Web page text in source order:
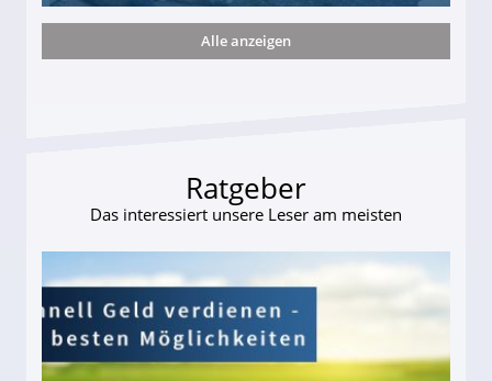
darf Geld behalten!
Alle anzeigen
Ratgeber
Das interessiert unsere Leser am meisten